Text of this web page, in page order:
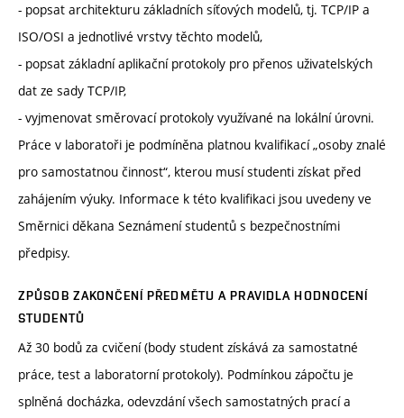
- popsat architekturu základních síťových modelů, tj. TCP/IP a
ISO/OSI a jednotlivé vrstvy těchto modelů,
- popsat základní aplikační protokoly pro přenos uživatelských
dat ze sady TCP/IP,
- vyjmenovat směrovací protokoly využívané na lokální úrovni.
Práce v laboratoři je podmíněna platnou kvalifikací „osoby znalé
pro samostatnou činnost“, kterou musí studenti získat před
zahájením výuky. Informace k této kvalifikaci jsou uvedeny ve
Směrnici děkana Seznámení studentů s bezpečnostními
předpisy.
ZPŮSOB ZAKONČENÍ PŘEDMĚTU A PRAVIDLA HODNOCENÍ
STUDENTŮ
Až 30 bodů za cvičení (body student získává za samostatné
práce, test a laboratorní protokoly). Podmínkou zápočtu je
splněná docházka, odevzdání všech samostatných prací a